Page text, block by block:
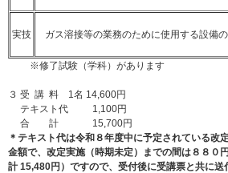
実技 ガス溶接等の業務のために使用する設備
※修了試験（学科）があります
３ 受 講 料 1名 14,600円
テキスト代 1,100円
合 計 15,700円
＊テキスト代は令和８年度中に予定されている改
金額で、改定実施（時期未定）までの間は８８０
計 15,480円）ですので、受付後に受講票と共に送